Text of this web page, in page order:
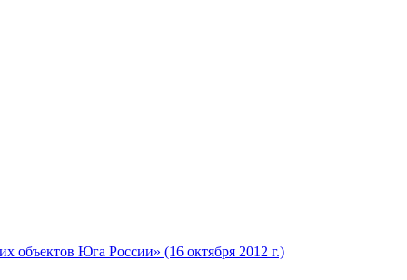
объектов Юга России» (16 октября 2012 г.)